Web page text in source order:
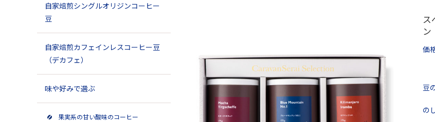
ス
ン
価
豆
の
自家焙煎シングルオリジンコーヒー
豆
自家焙煎カフェインレスコーヒー豆
（デカフェ）
味や好みで選ぶ
果実系の甘い酸味のコーヒー